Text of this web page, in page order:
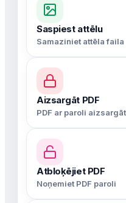
Saspiest attēlu
Samaziniet attēla
Aizsargāt PDF
PDF ar paroli
Atbloķējiet PDF
Noņemiet PDF paroli